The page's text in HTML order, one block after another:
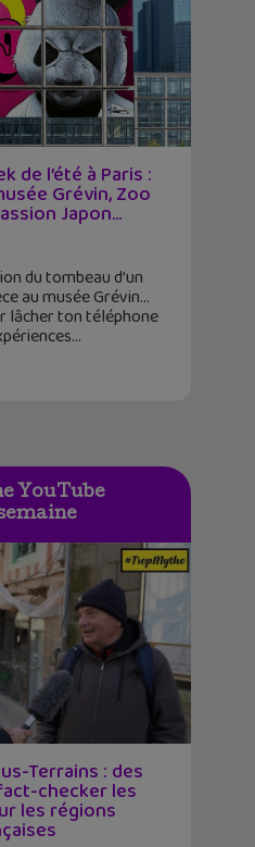
de l’été à Paris :
Grévin, Zoo
Japon…
du tombeau d’un
au musée Grévin…
lâcher ton téléphone
YouTube
Terrains : des
checker les
les régions